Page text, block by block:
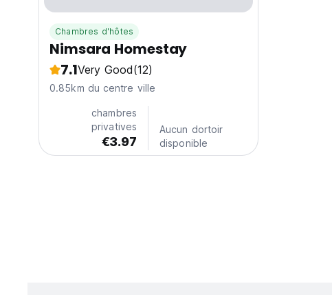
Chambres d'hôtes
Nimsara Homestay
7.1Very Good(12)
0.85km du centre ville
chambres
privatives
€3.97
Aucun dortoir
disponible